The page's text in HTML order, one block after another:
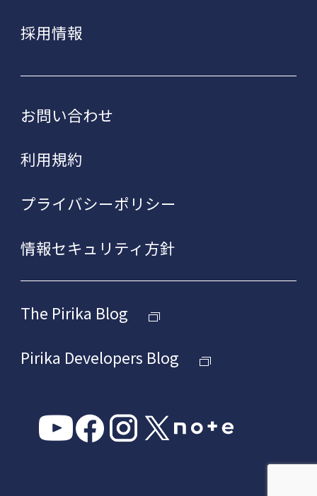
採用情報
お問い合わせ
利用規約
プライバシーポリシー
情報セキュリティ方針
The Pirika Blog
Pirika Developers Blog